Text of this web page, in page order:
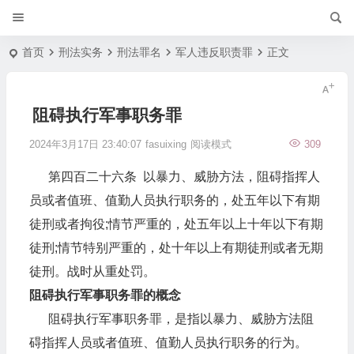
首页 刑法实务 刑法罪名 军人违反职责罪 正文
阻碍执行军事职务罪
2024年3月17日 23:40:07 fasuixing 309
阅读模式
第四百二十六条 以暴力、威胁方法，阻碍指挥人
员或者值班、值勤人员执行职务的，处五年以下有期
徒刑或者拘役;情节严重的，处五年以上十年以下有期
徒刑;情节特别严重的，处十年以上有期徒刑或者无期
徒刑。战时从重处罚。
阻碍执行军事职务罪的概念
阻碍执行军事职务罪，是指以暴力、威胁方法阻
碍指挥人员或者值班、值勤人员执行职务的行为。